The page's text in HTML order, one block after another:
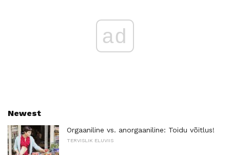
ad
Newest
Orgaaniline vs. anorgaaniline: Toidu võitlus!
TERVISLIK ELUVIIS